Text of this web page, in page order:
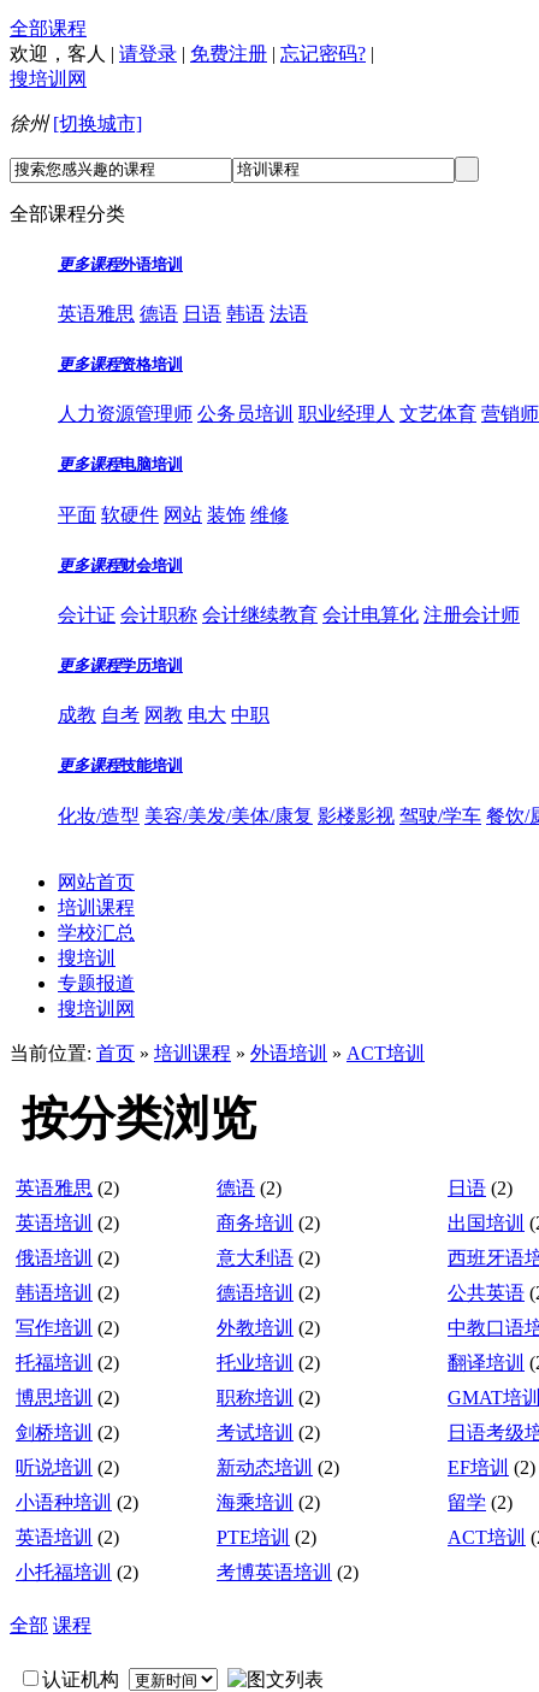
全部课程
欢迎， 客人 | 请登录 | 免费注册 | 忘记密码? |
搜培训网
徐州 [切换城市]
全部课程分类
更多课程外语培训
英语雅思 德语 日语 韩语 法语
更多课程资格培训
人力资源管理师 公务员培训 职业经理人 文艺体育 营销
更多课程电脑培训
平面 软硬件 网站 装饰 维修
更多课程财会培训
会计证 会计职称 会计继续教育 会计电算化 注册会计师
更多课程学历培训
成教 自考 网教 电大 中职
更多课程技能培训
化妆/造型 美容/美发/美体/康复 影楼影视 驾驶/学车 餐饮/
网站首页
培训课程
学校汇总
搜培训
专题报道
搜培训网
当前位置: 首页 » 培训课程 » 外语培训 » ACT培训
按分类浏览
英语雅思 (2) 德语 (2) 日语 (2)
英语培训 (2) 商务培训 (2) 出国培训
俄语培训 (2) 意大利语 (2)
西班牙语
韩语培训 (2) 德语培训 (2) 公共英语
写作培训 (2) 外教培训 (2)
中教口语
托福培训 (2) 托业培训 (2) 翻译培训
博思培训 (2) 职称培训 (2)
GMAT培
剑桥培训 (2) 考试培训 (2)
日语考级
听说培训 (2) 新动态培训 (2) EF培训 (2)
小语种培训 (2) 海乘培训 (2) 留学 (2)
英语培训 (2) PTE培训 (2) ACT培训
小托福培训 (2) 考博英语培训 (2)
全部 课程
认证机构